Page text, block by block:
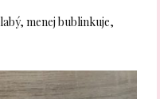
menej bublinkuje,